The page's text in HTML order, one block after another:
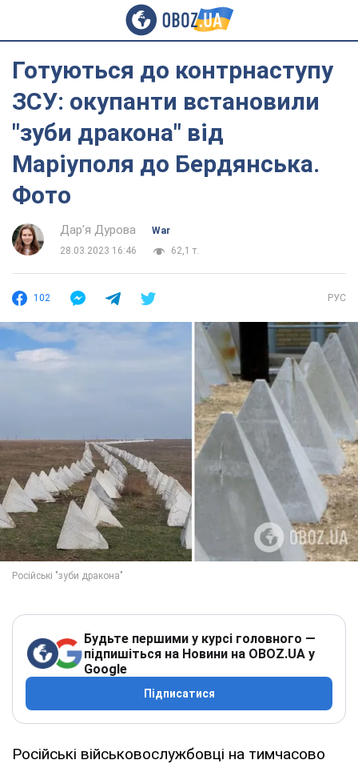
Готуються до контрнаступу
ЗСУ: окупанти встановили
"зуби дракона" від
Маріуполя до Бердянська.
Фото
Дар'я Дурова
War
28.03.2023 16:46
62,1 т.
102 РУС
Будьте першими у курсі головного —
підпишіться на Новини на OBOZ.UA у
Google
Підписатися
Російські військовослужбовці на тимчасово